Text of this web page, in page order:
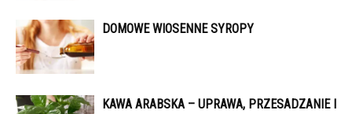
DOMOWE WIOSENNE SYROPY
KAWA ARABSKA – UPRAWA, PRZESADZANIE I